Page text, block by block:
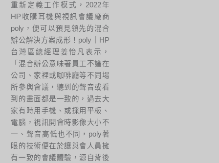
重新定義工作模式，2022年
HP收購耳機與視訊會議廠商
poly，便可以預見領先的混合
辦公解決方案成形！poly｜HP
台灣區總經理姜怡凡表示，
「混合辦公意味著員工不論在
公司、家裡或咖啡廳等不同場
所參與會議，聽到的聲音或看
到的畫面都是一致的，過去大
家有時用手機、或採用平板、
電腦，視訊開會時影像大小不
一、聲音高低也不同，poly著
眼的技術便在於讓與會人員擁
有一致的會議體驗，源自背後